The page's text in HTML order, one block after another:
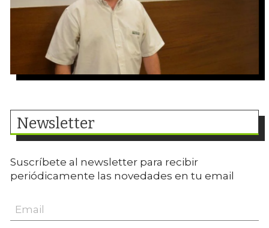
Newsletter
Suscríbete al newsletter para recibir
periódicamente las novedades en tu email